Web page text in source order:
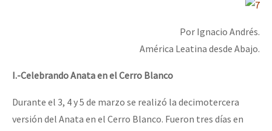
Por Ignacio Andrés.
América Leatina desde Abajo.
I.-Celebrando Anata en el Cerro Blanco
Durante el 3, 4 y 5 de marzo se realizó la decimotercera
versión del Anata en el Cerro Blanco. Fueron tres días en